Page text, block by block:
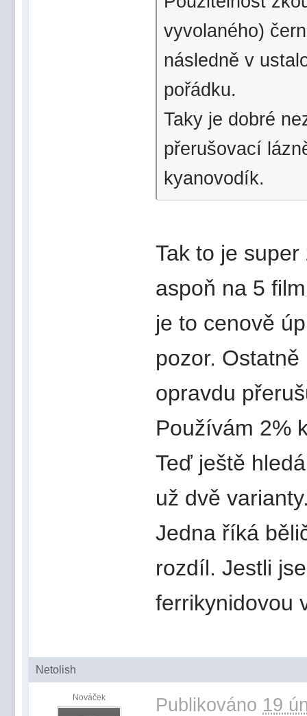
vyvolaného)
následně v
pořádku.
Taky je dobré
přerušovací
kyanovodík.
Tak to je
aspoň na 5
je to cenově
pozor. Ostatně
opravdu
Používám 2%
Teď ještě
už dvě
Jedna říká
rozdíl. Jestli
ferrikynidovou
Netolish
Nováček Publikováno 19